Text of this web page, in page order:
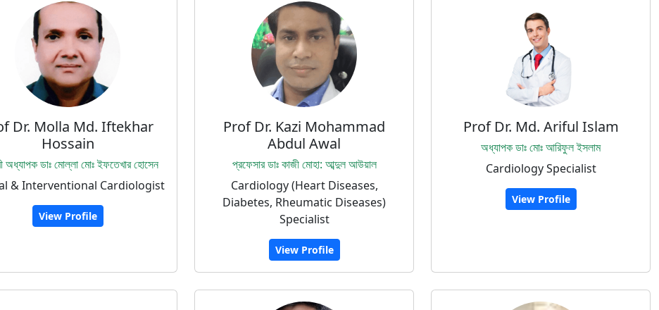
Dr. Molla Md. Iftekhar
Hossain
অধ্যাপক ডাঃ মোল্লা মোঃ ইফতেখার হোসেন
& Interventional Cardiologist
View Profile
Prof Dr. Kazi Mohammad
Abdul Awal
প্রফেসার ডাঃ কাজী মোহা: আব্দুল আউয়াল
Cardiology (Heart Diseases,
Diabetes, Rheumatic Diseases)
Specialist
View Profile
Prof Dr. Md. Ariful Islam
অধ্যাপক ডাঃ মোঃ আরিফুল ইসলাম
Cardiology Specialist
View Profile